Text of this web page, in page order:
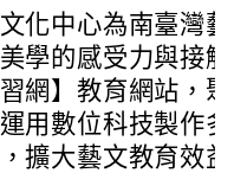
化中心為南臺灣
學的感受力與接
習網】教育網站，
用數位科技製作
擴大藝文教育效